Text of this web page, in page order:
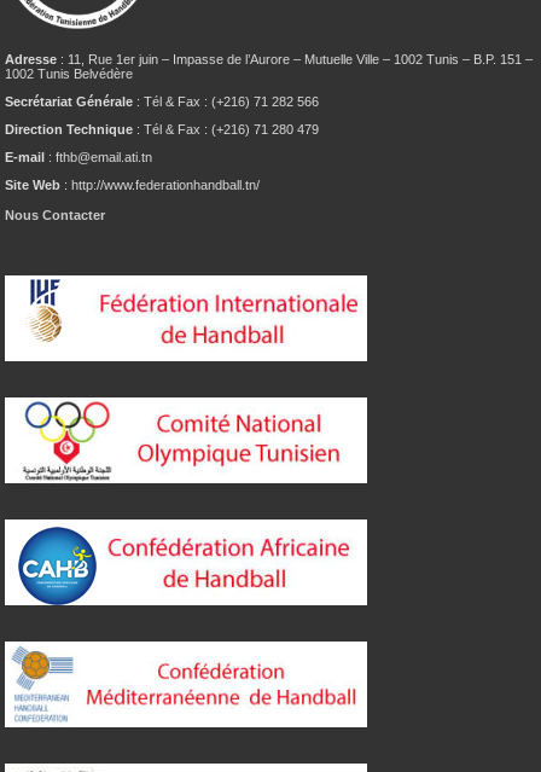
Adresse : 11, Rue 1er juin – Impasse de l’Aurore – Mutuelle Ville – 1002 Tunis – B.P. 151 –
1002 Tunis Belvédère
Secrétariat Générale : Tél & Fax : (+216) 71 282 566
Direction Technique : Tél & Fax : (+216) 71 280 479
E-mail : fthb@email.ati.tn
Site Web : http://www.federationhandball.tn/
Nous Contacter